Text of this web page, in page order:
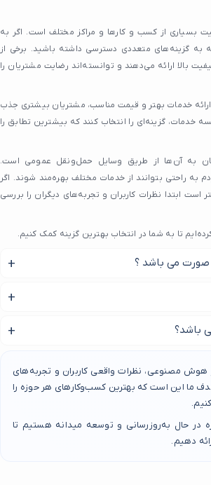
بسیاری از کسب و کارها و مراکز مختلف است. اگر به
در این منطقه به گزینه‌های متعددی دسترسی داشته باشید. برخی از
با کیفیت بالا ارائه می‌دهند و توانسته‌اند رضایت مشتریان را
دارند با ارائه خدمات بهتر و قیمت مناسب، مشتریان بیشتری جذب
خدمات، گزینه‌ای را انتخاب کنند که بیشترین تطابق را
فروشی در ۱۵خرداد دسترسی آسان به آن‌ها از طریق وسایل حمل‌ونقل عمومی است.
راحتی بتوانند از خدمات مختلف بهره‌مند شوند. اگر
هستید، بهتر است ابتدا نظرات کاربران و تجربه‌های دیگران را بررسی
هزینه کیفیت بالا مواد اولیه خود را دریافت می کنند و قیمت
هوش مصنوعی، نظرات واقعی کاربران و تجربه‌های
ما این است که بهترین کسب‌وکارهای هر حوزه را
حال به‌روزرسانی و توسعه میدانه هستیم تا
دهیم.